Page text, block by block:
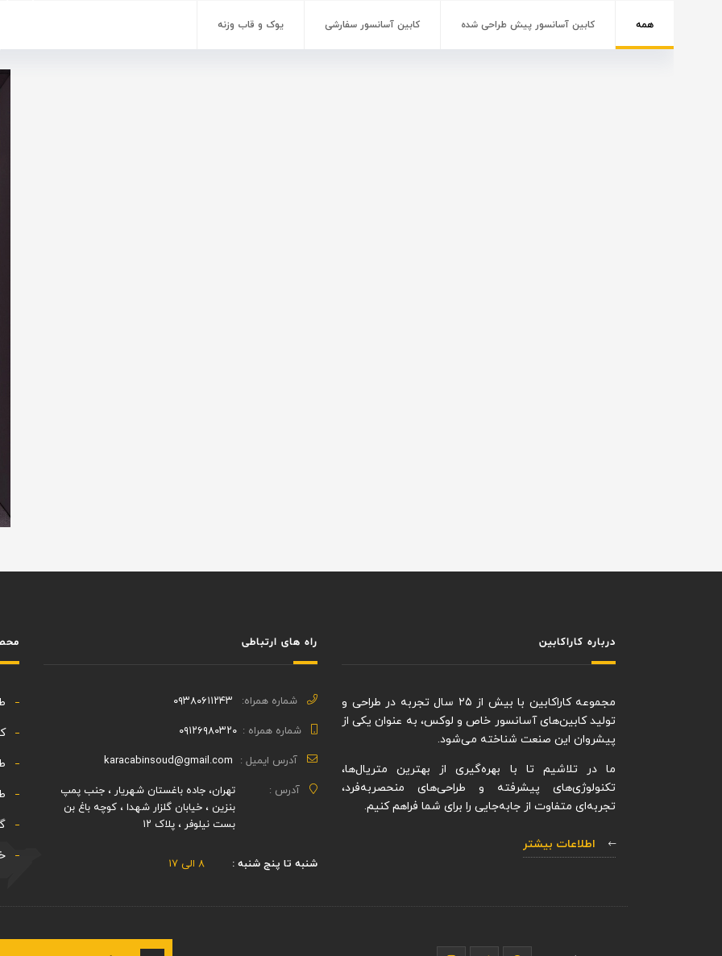
همه کابین آسانسور پیش طراحی شده کابین آسانسور سفارشی یوک و قاب وزنه
درباره کاراکابین
مجموعه کاراکابین با بیش از ۲۵ سال تجربه در طراحی و
تولید کابین‌های آسانسور خاص و لوکس، به عنوان یکی از
پیشروان این صنعت شناخته می‌شود.
ما در تلاشیم تا با بهره‌گیری از بهترین متریال‌ها،
تکنولوژی‌های پیشرفته و طراحی‌های منحصربه‌فرد،
تجربه‌ای متفاوت از جابه‌جایی را برای شما فراهم کنیم.
راه های ارتباطی
شماره همراه: ۰۹۳۸۰۶۱۱۲۴۳
شماره همراه : ۰۹۱۲۶۹۸۰۳۲۰
آدرس ایمیل : karacabinsoud@gmail.com
آدرس :
تهران، جاده باغستان شهریار ، جنب پمپ
بنزین ، خیابان گلزار شهدا ، کوچه باغ بن
بست نیلوفر ، پلاک ۱۲
شنبه تا پنج شنبه : ۸ الی ۱۷